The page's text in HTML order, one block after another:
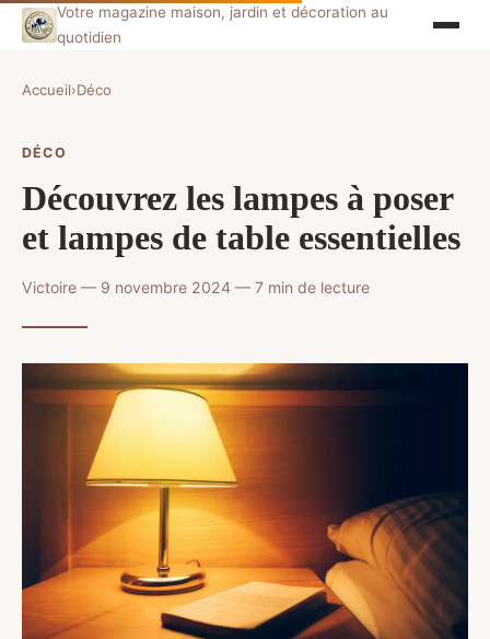
Votre magazine maison, jardin et décoration au
quotidien
Accueil›Déco
DÉCO
Découvrez les lampes à poser
et lampes de table essentielles
Victoire — 9 novembre 2024 — 7 min de lecture